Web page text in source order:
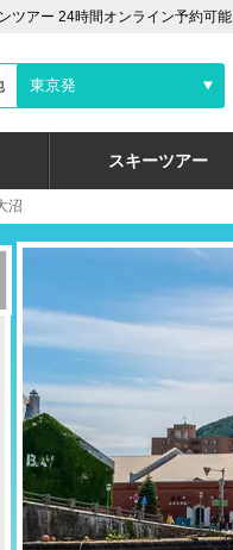
ツアー 24時間オンライン予約可能
東京発
スキーツアー
沼